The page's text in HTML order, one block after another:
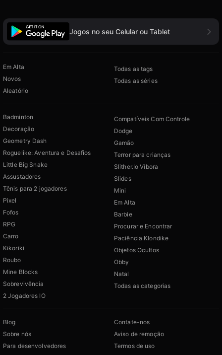
Jogos no seu Celular ou Tablet
Em Alta
Novos
Aleatório
Todas as tags
Todas as séries
Badminton
Decoração
Geometry Dash
Roguelike: Aventura e Desafios
Little Big Snake
Assustadores
Tênis para 2 jogadores
Pixel
Fofos
RPG
Carro
Kikoriki
Roubo
Mine Blocks
Sobrevivência
2 Jogadores IO
Compatíveis Com Controle
Dodge
Gamão
Terror para crianças
Slither.Io Víbora
Slides
Mini
Em Alta
Barbie
Procurar e Encontrar
Paciência Klondike
Objetos Ocultos
Obby
Natal
Todas as categorias
Blog
Sobre nós
Para desenvolvedores
Contate-nos
Aviso de remoção
Termos de uso